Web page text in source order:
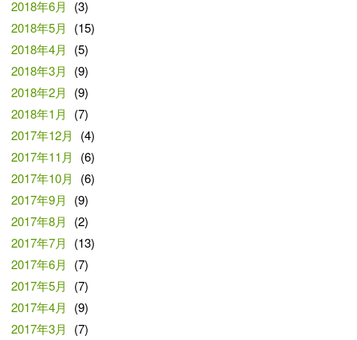
2018年6月
(3)
2018年5月
(15)
2018年4月
(5)
2018年3月
(9)
2018年2月
(9)
2018年1月
(7)
2017年12月
(4)
2017年11月
(6)
2017年10月
(6)
2017年9月
(9)
2017年8月
(2)
2017年7月
(13)
2017年6月
(7)
2017年5月
(7)
2017年4月
(9)
2017年3月
(7)